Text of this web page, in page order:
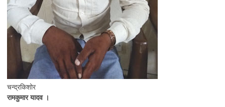
चन्द्रकिशोर
रामकुमार यादव ।